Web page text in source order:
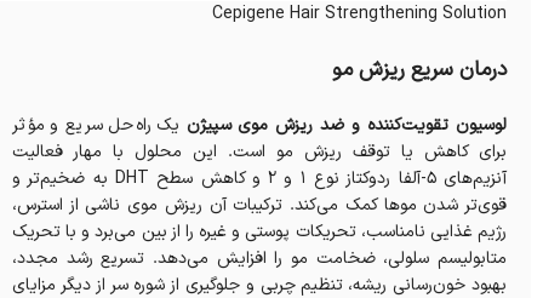
Cepigene Hair Strengthening Solution
درمان سریع ریزش مو
لوسیون تقویت‌کننده و ضد ریزش موی سپیژن یک راه‌حل سریع و مؤثر
برای کاهش یا توقف ریزش مو است. این محلول با مهار فعالیت
آنزیم‌های 5-آلفا ردوکتاز نوع 1 و 2 و کاهش سطح DHT به ضخیم‌تر و
قوی‌تر شدن موها کمک می‌کند. ترکیبات آن ریزش موی ناشی از استرس،
رژیم غذایی نامناسب، تحریکات پوستی و غیره را از بین می‌برد و با تحریک
متابولیسم سلولی، ضخامت مو را افزایش می‌دهد. تسریع رشد مجدد،
بهبود خون‌رسانی ریشه، تنظیم چربی و جلوگیری از شوره سر از دیگر مزایای